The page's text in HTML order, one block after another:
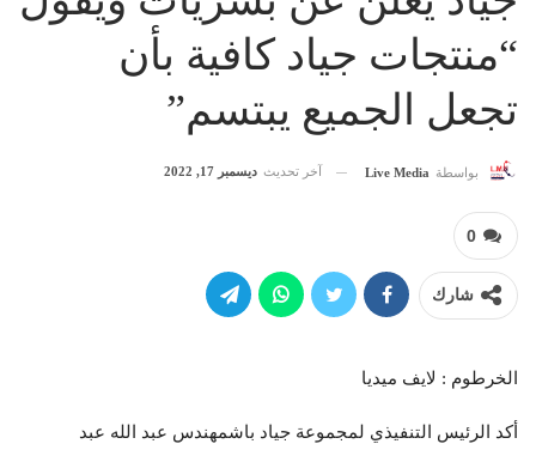
“منتجات جياد كافية بأن
تجعل الجميع يبتسم”
بواسطة Live Media آخر تحديث ديسمبر 17, 2022
0
شارك
الخرطوم : لايف ميديا
أكد الرئيس التنفيذي لمجموعة جياد باشمهندس عبد الله عبد